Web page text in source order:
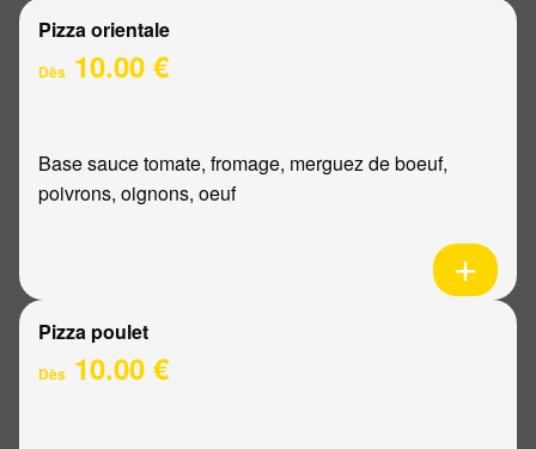
Pizza orientale
Dès 10.00 €
Base sauce tomate, fromage, merguez de boeuf,
poivrons, oignons, oeuf
Pizza poulet
Dès 10.00 €